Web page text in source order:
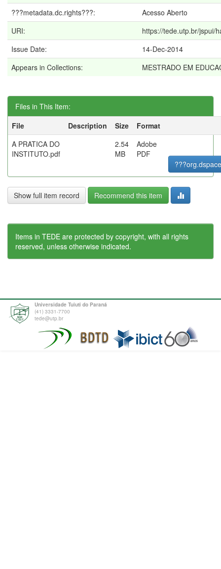
???metadata.dc.rights???:
Acesso Aberto
URI:
https://tede.utp.br/jspui/
Issue Date:
14-Dec-2014
Appears in Collections:
MESTRADO EM
Files in This Item:
File
Description Size
Format
A PRATICA DO
INSTITUTO.pdf
2.54
MB
Adobe
PDF
Show full item record Recommend this item
Items in TEDE are protected by copyright, with all rights
reserved, unless otherwise indicated.
Universidade Tuiuti do Paraná
(41) 3331-7700
tede@utp.br